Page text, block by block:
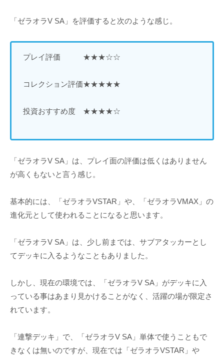
「ゼラオラV SA」を評価すると次のような感じ。
プレイ評価 ★★★☆☆
コレクション評価★★★★★
投資おすすめ度 ★★★★☆
「ゼラオラV SA」は、プレイ面の評価は低くはありません
が高くもないと言う感じ。
基本的には、「ゼラオラVSTAR」や、「ゼラオラVMAX」の
進化元として使われることになると思います。
「ゼラオラV SA」は、少し前までは、サブアタッカーとし
てデッキに入るようなこともありました。
しかし、現在の環境では、「ゼラオラV SA」がデッキに入
っている事はあまり見かけることがなく、活躍の場が限定さ
れています。
「連撃デッキ」で、「ゼラオラV SA」単体で使うこともで
きなくは無いのですが、現在では「ゼラオラVSTAR」や